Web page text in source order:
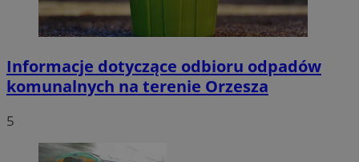
Informacje dotyczące odbioru odpadów
komunalnych na terenie Orzesza
5